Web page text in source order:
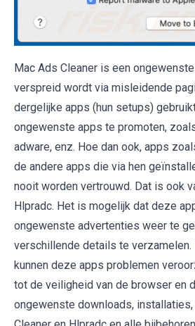
Mac Ads Cleaner is een
verspreid wordt via misleidende
dergelijke apps (hun setups)
ongewenste apps te promoten,
adware, enz. Hoe dan ook, apps
de andere apps die via hen
nooit worden vertrouwd. Dat is ook
Hlpradc. Het is mogelijk dat deze
ongewenste advertenties weer te
verschillende details te
kunnen deze apps problemen
tot de veiligheid van de browser en
ongewenste downloads,